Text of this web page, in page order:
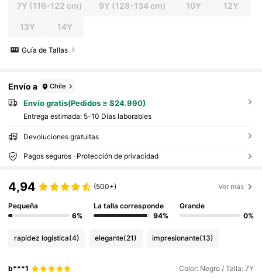
7Y (116-122 cm) 9Y (128-134 cm) 10Y 12Y
13Y 14Y
Guía de Tallas
Envío a Chile
Envío gratis(Pedidos ≥ $24.990)
Entrega estimada: 5-10 Días laborables
Devoluciones gratuitas
Pagos seguros · Protección de privacidad
4,94 (500+) Ver más
Pequeña
6%
La talla corresponde
94%
Grande
0%
rapidez logística(4) elegante(21) impresionante(13)
b***1 Color: Negro / Talla: 7Y